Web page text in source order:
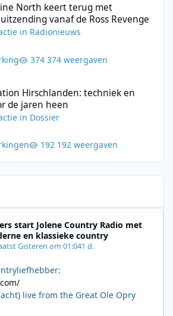
North keert terug met
vanaf de Ross Revenge
in Radionieuws
374 weergaven
Hirschlanden: techniek en
de jaren heen
in Dossier
192 weergaven
start Jolene Country Radio met
en klassieke country
Gisteren om 01:041 d.
live from the Great Ole Opry